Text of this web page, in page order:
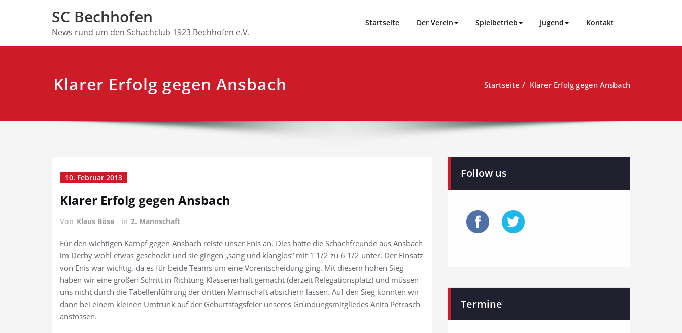
SC Bechhofen
News rund um den Schachclub 1923 Bechhofen e.V.
Startseite Der Verein Spielbetrieb Jugend Kontakt
Klarer Erfolg gegen Ansbach Startseite Klarer Erfolg gegen Ansbach
10. Februar 2013
Klarer Erfolg gegen Ansbach
Von Klaus Böse in 2. Mannschaft
Für den wichtigen Kampf gegen Ansbach reiste unser Enis an. Dies hatte die Schachfreunde aus Ansbach
im Derby wohl etwas geschockt und sie gingen „sang und klanglos“ mit 1 1/2 zu 6 1/2 unter. Der Einsatz
von Enis war wichtig, da es für beide Teams um eine Vorentscheidung ging. Mit diesem hohen Sieg
haben wir eine großen Schritt in Richtung Klassenerhalt gemacht (derzeit Relegationsplatz) und müssen
uns nicht durch die Tabellenführung der dritten Mannschaft absichern lassen. Auf den Sieg konnten wir
dann bei einem kleinen Umtrunk auf der Geburtstagsfeier unseres Gründungsmitgliedes Anita Petrasch
anstossen.
Follow us
Termine